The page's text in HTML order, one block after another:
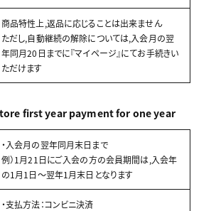
商品特性上,返品に応じることは出来ません
ただし,自動継続の解除については,入会月の翌
年同月20日までに『マイページ』にてお手続きい
ただけます
first year payment for one year
・入会月の翌年同月末日まで
例）1月21日にご入会の方の会員期間は,入会年
の1月1日～翌年1月末日となります
・支払方法：コンビニ決済